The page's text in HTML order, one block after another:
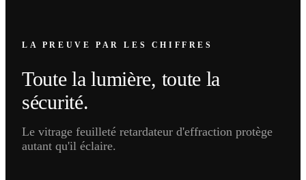
LA PREUVE PAR LES CHIFFRES
Toute la lumière, toute la
sécurité.
Le vitrage feuilleté retardateur d'effraction protège
autant qu'il éclaire.